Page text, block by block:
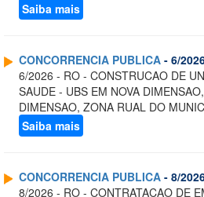
Saiba mais
CONCORRENCIA PUBLICA - 6/
6/2026 - RO - CONSTRUCAO DE
SAUDE - UBS EM NOVA
DIMENSAO, ZONA RUAL DO
Saiba mais
CONCORRENCIA PUBLICA - 8/
8/2026 - RO - CONTRATACAO DE